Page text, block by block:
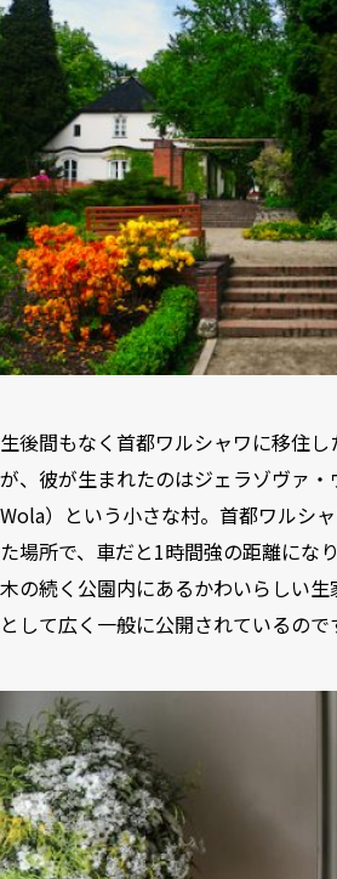
生後間もなく首都ワルシャワに移住
が、彼が生まれたのはジェラゾヴァ
Wola）という小さな村。首都ワルシ
た場所で、車だと1時間強の距離にな
木の続く公園内にあるかわいらしい
として広く一般に公開されているので